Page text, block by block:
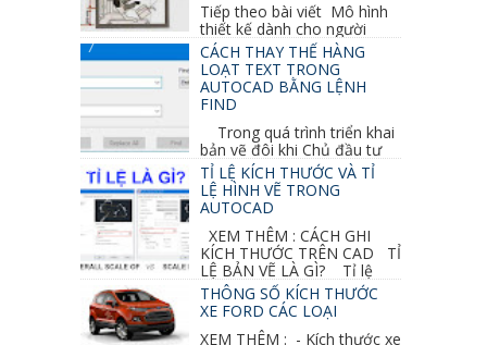
Tiếp theo bài viết Mô hình
thiết kế dành cho người
khuyết tật ở phần 1 chúng ta cùng tìm hiểu
thêm các vấn đề và...
CÁCH THAY THẾ HÀNG
LOẠT TEXT TRONG
AUTOCAD BẰNG LỆNH
FIND
Trong quá trình triển khai
bản vẽ đôi khi Chủ đầu tư
thay đổi thiết kế hoặc do bản vẽ mình ghi chú
sai mục nào đó...
TỈ LỆ KÍCH THƯỚC VÀ TỈ
LỆ HÌNH VẼ TRONG
AUTOCAD
XEM THÊM : CÁCH GHI
KÍCH THƯỚC TRÊN CAD TỈ
LỆ BẢN VẼ LÀ GÌ? Tỉ lệ
của hình vẽ trong bản vẽ thiết kế kiến trúc...
THÔNG SỐ KÍCH THƯỚC
XE FORD CÁC LOẠI
XEM THÊM : - Kích thước xe